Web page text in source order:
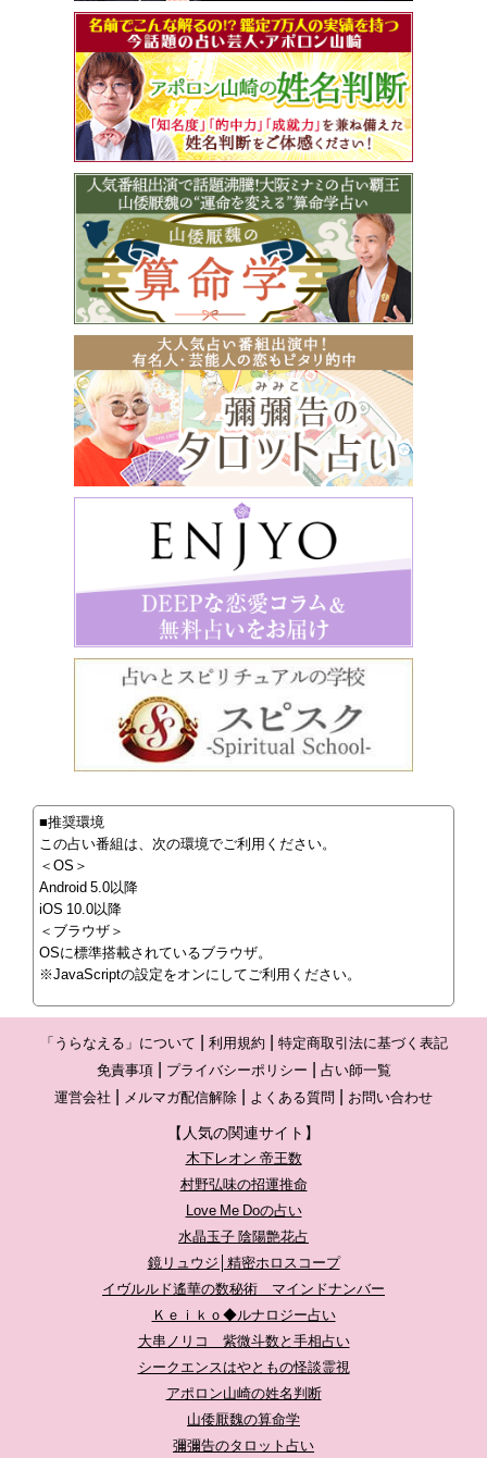
■推奨環境
この占い番組は、次の環境でご利用ください。
＜OS＞
Android 5.0以降
iOS 10.0以降
＜ブラウザ＞
OSに標準搭載されているブラウザ。
※JavaScriptの設定をオンにしてご利用ください。
「うらなえる」について 利用規約
特定商取引法に基づく表記
免責事項
プライバシーポリシー
占い師一覧
運営会社
メルマガ配信解除 よくある質問 お問い合わせ
【人気の関連サイト】
木下レオン 帝王数
村野弘味の招運推命
Love Me Doの占い
水晶玉子 陰陽艶花占
鏡リュウジ│精密ホロスコープ
イヴルルド遙華の数秘術 マインドナンバー
Ｋｅｉｋｏ◆ルナロジー占い
大串ノリコ 紫微斗数と手相占い
シークエンスはやともの怪談霊視
アポロン山崎の姓名判断
山倭厭魏の算命学
彌彌告のタロット占い